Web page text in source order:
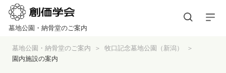
墓地公園・納骨堂のご案内
墓地公園・納骨堂のご案内
牧口記念墓地公園（新潟）
園内施設の案内